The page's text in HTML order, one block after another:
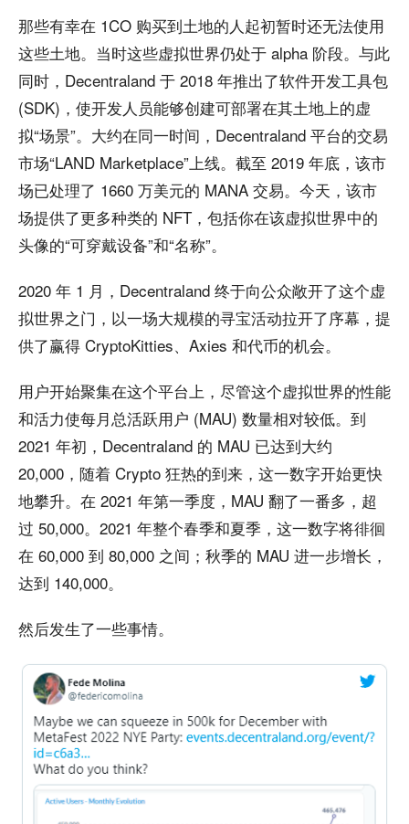
那些有幸在 1CO 购买到土地的人起初暂时还无法使用
这些土地。当时这些虚拟世界仍处于 alpha 阶段。与此
同时，Decentraland 于 2018 年推出了软件开发工具包
(SDK)，使开发人员能够创建可部署在其土地上的虚
拟“场景”。大约在同一时间，Decentraland 平台的交易
市场“LAND Marketplace”上线。截至 2019 年底，该市
场已处理了 1660 万美元的 MANA 交易。今天，该市
场提供了更多种类的 NFT，包括你在该虚拟世界中的
头像的“可穿戴设备”和“名称”。
2020 年 1 月，Decentraland 终于向公众敞开了这个虚
拟世界之门，以一场大规模的寻宝活动拉开了序幕，提
供了赢得 CryptoKitties、Axies 和代币的机会。
用户开始聚集在这个平台上，尽管这个虚拟世界的性能
和活力使每月总活跃用户 (MAU) 数量相对较低。到
2021 年初，Decentraland 的 MAU 已达到大约
20,000，随着 Crypto 狂热的到来，这一数字开始更快
地攀升。在 2021 年第一季度，MAU 翻了一番多，超
过 50,000。2021 年整个春季和夏季，这一数字将徘徊
在 60,000 到 80,000 之间；秋季的 MAU 进一步增长，
达到 140,000。
然后发生了一些事情。